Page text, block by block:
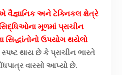
વૈજ્ઞાનિક અને ટેક્નિકલ ક્ષેત્રે
મૂળમાં પ્રાચીન
સિદ્ધાંતોનો ઉપયોગ થયેલો
થાય છે કે પ્રાચીન ભારતે
વારસો આપ્યો છે.